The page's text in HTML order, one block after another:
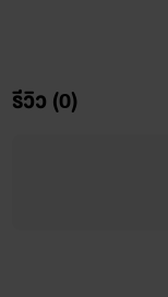
รีวิว (0)